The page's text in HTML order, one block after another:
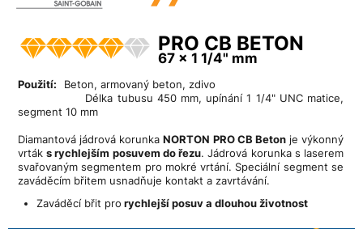
PRO CB BETON
67 x 1 1/4" mm
Použití: Beton, armovaný beton, zdivo
Délka tubusu 450 mm, upínání 1 1/4" UNC matice,
segment 10 mm
Diamantová jádrová korunkaNORTON PRO CB Betonje výkonný
vrtáks rychlejším posuvem do řezu. Jádrová korunka s laserem
svařovaným segmentem pro mokré vrtání. Speciální segment se
zaváděcím břitem usnadňuje kontakt a zavrtávání.
Zaváděcí břit pro rychlejší posuva dlouhou životnost